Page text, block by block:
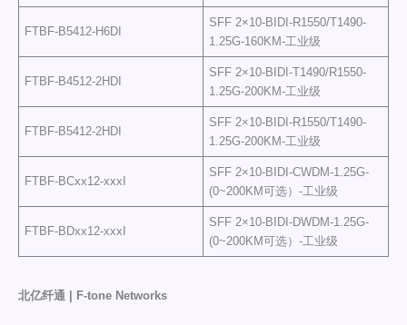
FTBF-B5412-H6DI
SFF 2×10-BIDI-R1550/T1490-
1.25G-160KM-工业级
FTBF-B4512-2HDI
SFF 2×10-BIDI-T1490/R1550-
1.25G-200KM-工业级
FTBF-B5412-2HDI
SFF 2×10-BIDI-R1550/T1490-
1.25G-200KM-工业级
FTBF-BCxx12-xxxI
SFF 2×10-BIDI-CWDM-1.25G-
(0~200KM可选）-工业级
FTBF-BDxx12-xxxI
SFF 2×10-BIDI-DWDM-1.25G-
(0~200KM可选）-工业级
北亿纤通 | F-tone Networks